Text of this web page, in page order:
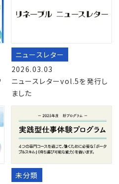
ニュースレター
2026.03.03
ニュースレターvol.5を発行し
ました
未分類